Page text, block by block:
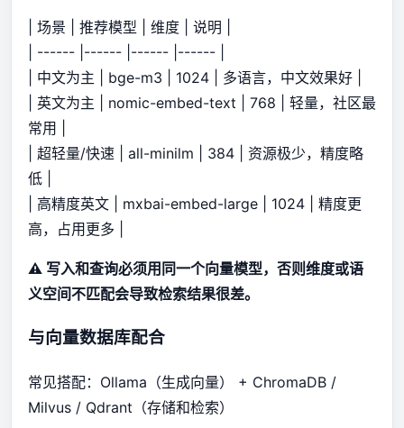
| 场景 | 推荐模型 | 维度 | 说明 |
| ------ |------ |------ |------ |
| 中文为主 | bge-m3 | 1024 | 多语言，中文效果好 |
| 英文为主 | nomic-embed-text | 768 | 轻量，社区最
常用 |
| 超轻量/快速 | all-minilm | 384 | 资源极少，精度略
低 |
| 高精度英文 | mxbai-embed-large | 1024 | 精度更
高，占用更多 |
⚠️ 写入和查询必须用同一个向量模型，否则维度或语
义空间不匹配会导致检索结果很差。
与向量数据库配合
常见搭配：Ollama（生成向量） + ChromaDB /
Milvus / Qdrant（存储和检索）